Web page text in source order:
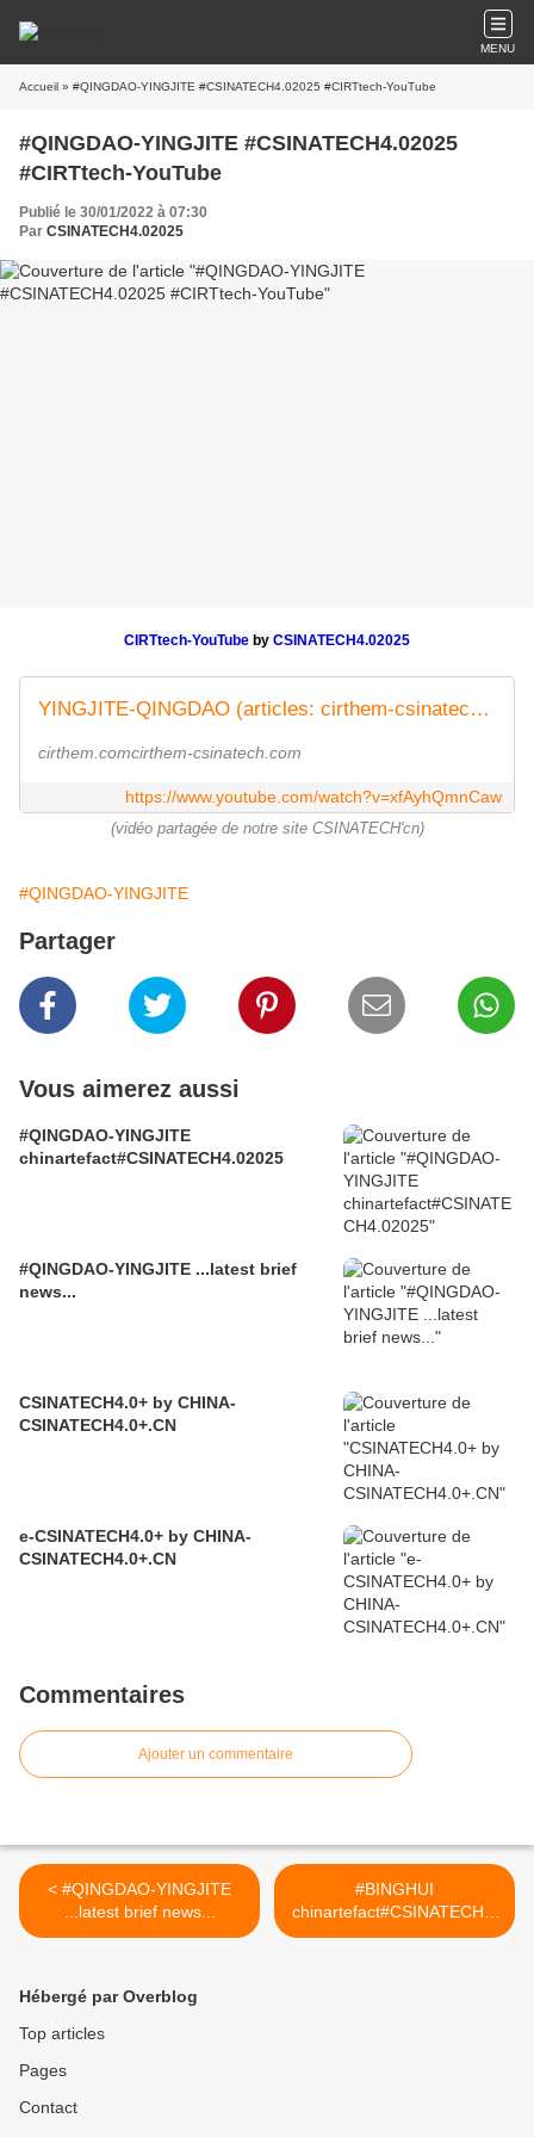
MENU
Accueil » #QINGDAO-YINGJITE #CSINATECH4.02025 #CIRTtech-YouTube
#QINGDAO-YINGJITE #CSINATECH4.02025
#CIRTtech-YouTube
Publié le 30/01/2022 à 07:30
Par CSINATECH4.02025
CIRTtech-YouTube by CSINATECH4.02025
YINGJITE-QINGDAO (articles: cirthem-csinatech.com)
cirthem.comcirthem-csinatech.com
https://www.youtube.com/watch?v=xfAyhQmnCaw
(vidéo partagée de notre site CSINATECH'cn)
#QINGDAO-YINGJITE
Partager
Vous aimerez aussi
#QINGDAO-YINGJITE
chinartefact#CSINATECH4.02025
#QINGDAO-YINGJITE ...latest brief
news...
CSINATECH4.0+ by CHINA-
CSINATECH4.0+.CN
e-CSINATECH4.0+ by CHINA-
CSINATECH4.0+.CN
Commentaires
Ajouter un commentaire
< #QINGDAO-YINGJITE
...latest brief news...
#BINGHUI
chinartefact#CSINATECH4.
02025 >
Hébergé par Overblog
Top articles
Pages
Contact